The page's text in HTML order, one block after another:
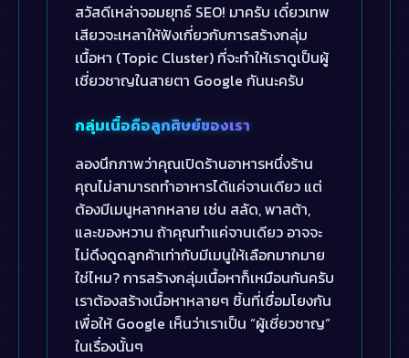
สวัสดีเหล่าจอมยุทธ์ SEO! มาครับ เดี๋ยวเทพ
เสียวจะเหลาให้ฟังเกี่ยวกับการสร้างกลุ่ม
เนื้อหา (Topic Cluster) ที่จะทำให้เราดูเป็นผู้
เชี่ยวชาญในสายตา Google กันนะครับ
กลุ่มเนื้อคือลูกศิษย์ของเรา
ลองนึกภาพว่าคุณเปิดร้านอาหารหนึ่งร้าน
คุณไม่สามารถทำอาหารได้แค่จานเดียว แต่
ต้องมีเมนูหลากหลาย เช่น สลัด, พาสต้า,
และของหวาน ถ้าคุณทำแค่จานเดียว อาจจะ
ไม่ดึงดูดลูกค้าเท่ากับมีเมนูให้เลือกมากมาย
ใช่ไหม? การสร้างกลุ่มเนื้อหาก็เหมือนกันครับ
เราต้องสร้างเนื้อหาหลายๆ ชิ้นที่เชื่อมโยงกัน
เพื่อให้ Google เห็นว่าเราเป็น “ผู้เชี่ยวชาญ”
ในเรื่องนั้นๆ